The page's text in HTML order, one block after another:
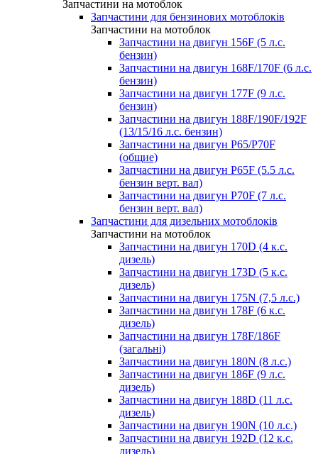
Запчастини на мотоблок
Запчастини для бензинових мотоблоків
Запчастини на мотоблок
Запчастини на двигун 156F (5 л.с.
бензин)
Запчастини на двигун 168F/170F (6 л.с.
бензин)
Запчастини на двигун 177F (9 л.с.
бензин)
Запчастини на двигун 188F/190F/192F
(13/15/16 л.с. бензин)
Запчастини на двигун P65/P70F
(общие)
Запчастини на двигун P65F (5.5 л.с.
бензин верт. вал)
Запчастини на двигун P70F (7 л.с.
бензин верт. вал)
Запчастини для дизельних мотоблоків
Запчастини на мотоблок
Запчастини на двигун 170D (4 к.с.
дизель)
Запчастини на двигун 173D (5 к.с.
дизель)
Запчастини на двигун 175N (7,5 л.с.)
Запчастини на двигун 178F (6 к.с.
дизель)
Запчастини на двигун 178F/186F
(загальні)
Запчастини на двигун 180N (8 л.с.)
Запчастини на двигун 186F (9 л.с.
дизель)
Запчастини на двигун 188D (11 л.с.
дизель)
Запчастини на двигун 190N (10 л.с.)
Запчастини на двигун 192D (12 к.с.
дизель)